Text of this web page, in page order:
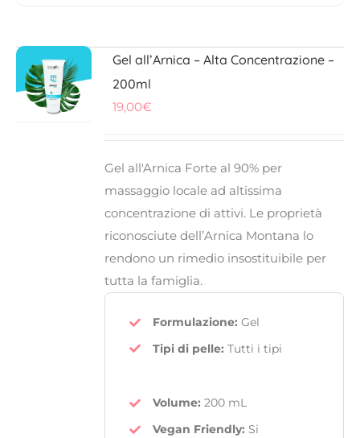
Gel all’Arnica – Alta Concentrazione –
200ml
19,00€
Gel all'Arnica Forte al90% per
massaggio locale ad altissima
concentrazione di attivi. Le proprietà
riconosciute dell’Arnica Montana lo
rendono un rimedio insostituibile per
tutta la famiglia.
Formulazione: Gel
Tipi di pelle: Tutti i tipi
Volume: 200 mL
Vegan Friendly: Si